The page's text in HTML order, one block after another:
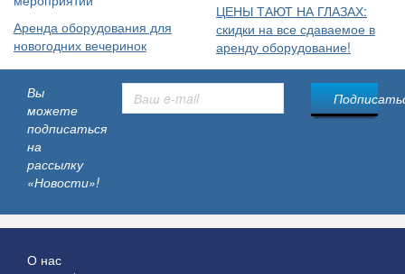
Аренда оборудования для
новогодних вечеринок
ЦЕНЫ ТАЮТ НА ГЛАЗАХ:
скидки на все сдаваемое в
аренду оборудование!
Вы
можете
подписаться
на
рассылку
«Новости»!
О нас